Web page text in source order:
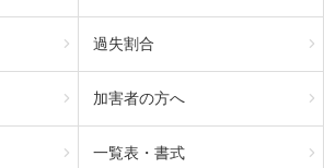
過失割合
加害者の方へ
一覧表・書式